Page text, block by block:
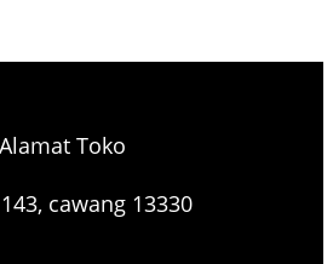
Alamat Toko
cawang 13330